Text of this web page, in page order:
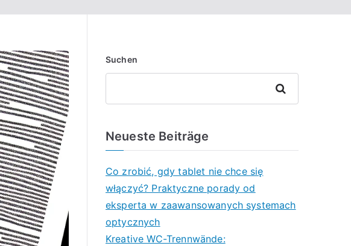
Suchen
Suchen
Neueste Beiträge
Co zrobić, gdy tablet nie chce się
włączyć? Praktyczne porady od
eksperta w zaawansowanych systemach
optycznych
Kreative WC-Trennwände: